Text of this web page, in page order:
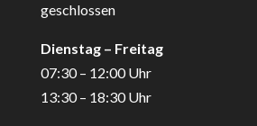
geschlossen
Dienstag – Freitag
07:30 – 12:00 Uhr
13:30 – 18:30 Uhr